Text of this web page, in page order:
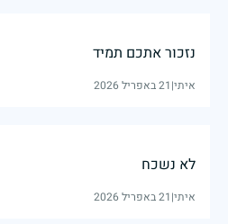
נזכור אתכם תמיד
איתי|21 באפריל 2026
לא נשכח
איתי|21 באפריל 2026